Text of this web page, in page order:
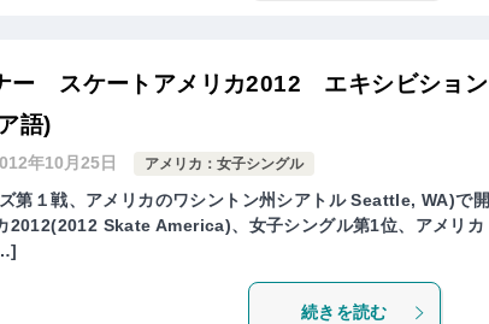
ー スケートアメリカ2012 エキシビション
語)
年10月25日 アメリカ：女子シングル
第１戦、アメリカのワシントン州シアトル Seattle, WA)で開
2012(2012 Skate America)、女子シングル第1位、アメリカ
続きを読む